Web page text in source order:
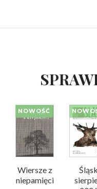
NOWOŚĆ
Wiersze z
niepamięci
Śląsk